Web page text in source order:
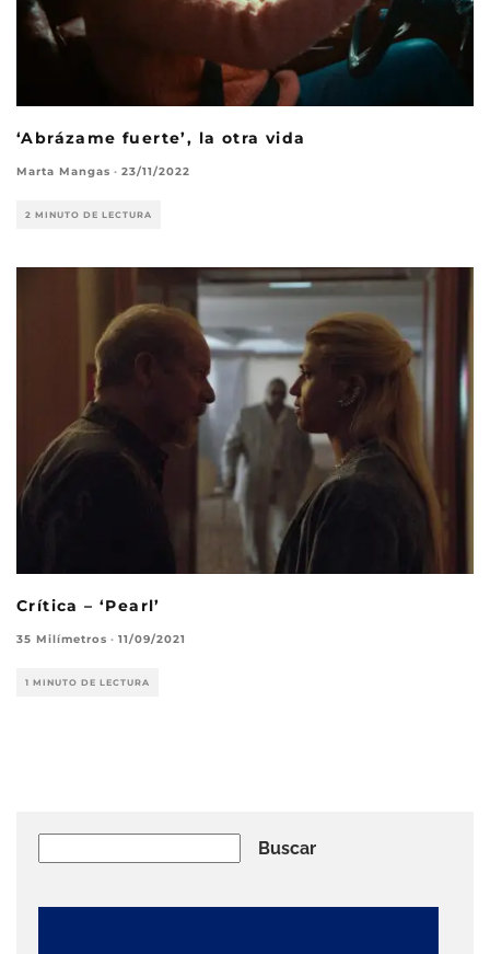
‘Abrázame fuerte’, la otra vida
Marta Mangas · 23/11/2022
2 MINUTO DE LECTURA
Crítica – ‘Pearl’
35 Milímetros · 11/09/2021
1 MINUTO DE LECTURA
Buscar